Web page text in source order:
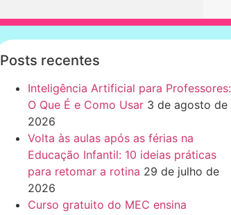
Posts recentes
Inteligência Artificial para Professores:
O Que É e Como Usar 3 de agosto de
2026
Volta às aulas após as férias na
Educação Infantil: 10 ideias práticas
para retomar a rotina 29 de julho de
2026
Curso gratuito do MEC ensina